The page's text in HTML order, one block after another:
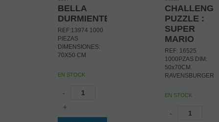
BELLA
DURMIENTE
REF:13974 1000
PIEZAS
DIMENSIONES:
70X50 CM
EN STOCK
-
+
CHALLENGE
PUZZLE :
SUPER
MARIO
REF: 16525
1000PZAS DIM:
50x70CM.
RAVENSBURGER
EN STOCK
-